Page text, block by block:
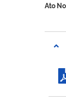
Ato